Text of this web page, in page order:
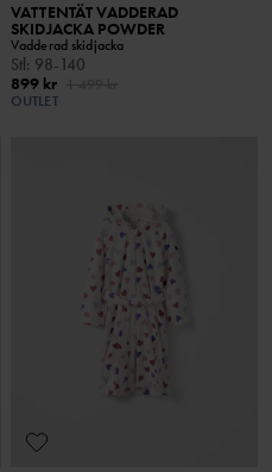
VATTENTÄT VADDERAD
SKIDJACKA POWDER
Vadderad skidjacka
Stl : 98-140
899 kr
OUTLET